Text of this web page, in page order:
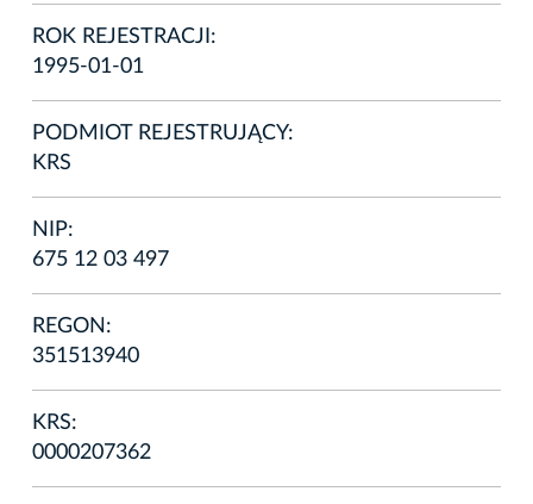
ROK REJESTRACJI:
1995-01-01
PODMIOT REJESTRUJĄCY:
KRS
NIP:
675 12 03 497
REGON:
351513940
KRS:
0000207362